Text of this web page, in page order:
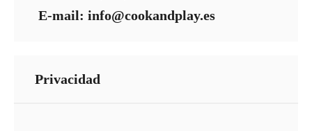
E-mail: info@cookandplay.es
Privacidad